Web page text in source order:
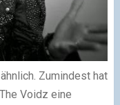
Zumindest hat
Voidz eine